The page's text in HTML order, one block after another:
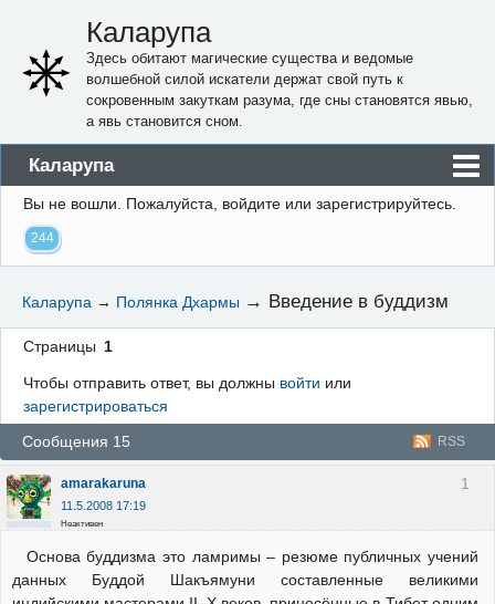
Каларупа
Здесь обитают магические существа и ведомые
волшебной силой искатели держат свой путь к
сокровенным закуткам разума, где сны становятся явью,
а явь становится сном.
Каларупа
Блог
Форум
Правила
Вход
Вы не вошли. Пожалуйста, войдите или зарегистрируйтесь.
244
Каларупа → Полянка Дхармы → Введение в буддизм
Страницы 1
Чтобы отправить ответ, вы должны войти или
зарегистрироваться
RSS
Сообщения 15
1
amarakaruna
11.5.2008 17:19
Неактивен
Основа буддизма это ламримы – резюме публичных учений
данных Буддой Шакъямуни составленные великими